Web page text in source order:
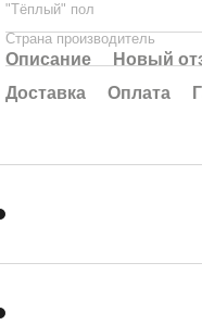
"Тёплый" пол
Страна производитель
Описание
Новый
Доставка
Оплата